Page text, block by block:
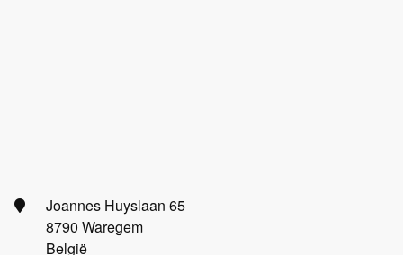
Joannes Huyslaan 65
8790 Waregem
België